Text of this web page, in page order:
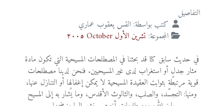
التفاصيل
كتب بواسطة: القس يعقوب عماري
المجموعة: تشرين الأول October ٢٠٠٥
في حديث سابق كنا قد بحثنا في المصطلحات المسيحية التي تكون مادة
مثار جدلٍ أو استغراب لدى غير المسيحيين. فنحن لدينا مصطلحات
قوية مرتبطة بثوابت العقيدة المسيحية لا يمكن إغفالها أو التنازل عنها،
ومنها: التجسّد، والصلب، والثالوث الأقدس، وما يُشار به إلى المسيح